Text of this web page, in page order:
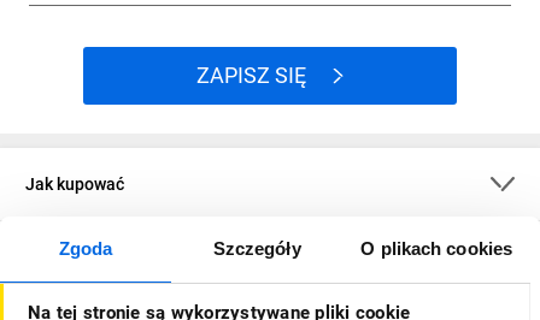
Zgoda Szczegóły O plikach cookies
Na tej stronie są wykorzystywane pliki cookie
ZAPISZ SIĘ
Jak kupować
O firmie